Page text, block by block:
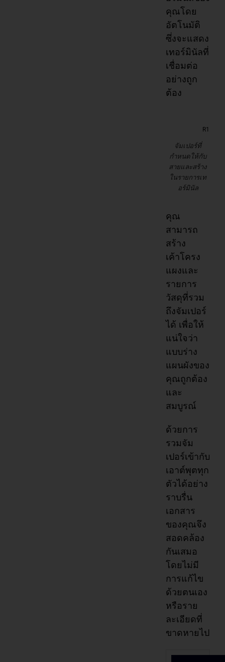
คุณโดย
อัตโนมัติ
ซึ่งจะแสดง
เทอร์มินัลที่
เชื่อมต่อ
อย่างถูก
ต้อง
จัมเปอร์ที่
กำหนดให้กับ
สายและสร้าง
ในรายการเท
อร์มินัล
คุณ
สามารถ
สร้าง
เค้าโครง
แผงและ
รายการ
วัสดุที่รวม
ถึงจัมเปอร์
ได้ เพื่อให้
แน่ใจว่า
แบบร่าง
แผนผังของ
คุณถูกต้อง
และ
สมบูรณ์
ด้วยการ
รวมจัม
เปอร์เข้ากับ
เอาต์พุตทุก
ตัวได้อย่าง
ราบรื่น
เอกสาร
ของคุณจึง
สอดคล้อง
กันเสมอ
โดยไม่มี
การแก้ไข
ด้วยตนเอง
หรือราย
ละเอียดที่
ขาดหายไป